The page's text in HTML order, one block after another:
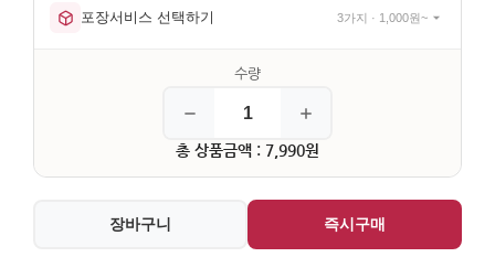
포장서비스 선택하기 3가지 · 1,000원~
총 상품금액 : 7,990원
장바구니 즉시구매